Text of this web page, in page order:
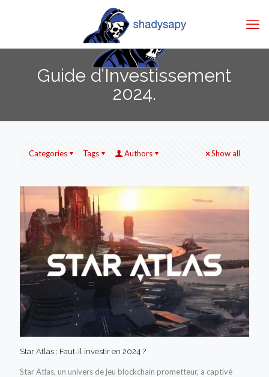
Guide d’Investissement
2024.
Categories Tags Authors Show all
Star Atlas : Faut-il investir en 2024 ?
Star Atlas, un univers de jeu blockchain prometteur, a captivé